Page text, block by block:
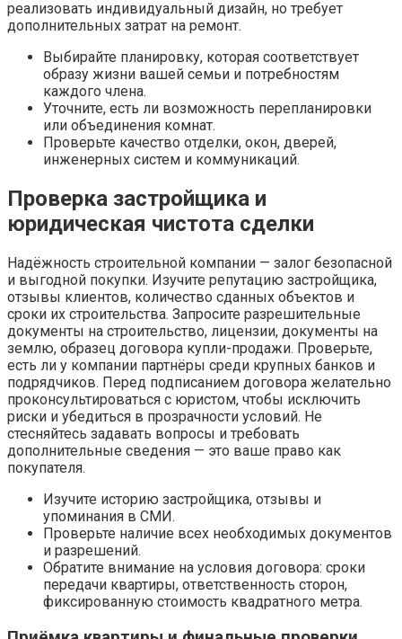
реализовать индивидуальный дизайн, но требует
дополнительных затрат на ремонт.
Выбирайте планировку, которая соответствует
образу жизни вашей семьи и потребностям
каждого члена.
Уточните, есть ли возможность перепланировки
или объединения комнат.
Проверьте качество отделки, окон, дверей,
инженерных систем и коммуникаций.
Проверка застройщика и
юридическая чистота сделки
Надёжность строительной компании — залог безопасной
и выгодной покупки. Изучите репутацию застройщика,
отзывы клиентов, количество сданных объектов и
сроки их строительства. Запросите разрешительные
документы на строительство, лицензии, документы на
землю, образец договора купли-продажи. Проверьте,
есть ли у компании партнёры среди крупных банков и
подрядчиков. Перед подписанием договора желательно
проконсультироваться с юристом, чтобы исключить
риски и убедиться в прозрачности условий. Не
стесняйтесь задавать вопросы и требовать
дополнительные сведения — это ваше право как
покупателя.
Изучите историю застройщика, отзывы и
упоминания в СМИ.
Проверьте наличие всех необходимых документов
и разрешений.
Обратите внимание на условия договора: сроки
передачи квартиры, ответственность сторон,
фиксированную стоимость квадратного метра.